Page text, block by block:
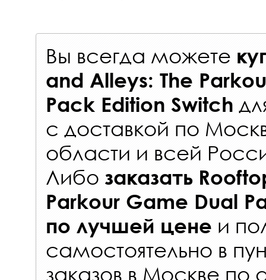
Вы всегда можете
and Alleys: The
Pack Edition Switch
с доставкой по
области и всей
Либо заказать
Parkour Game Dual
по лучшей цене и
самостоятельно в
заказов в Москве по